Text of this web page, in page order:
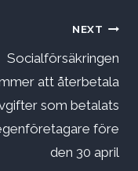
NEXT
Socialförsäkringen
att återbetala
som betalats
före
den 30 april